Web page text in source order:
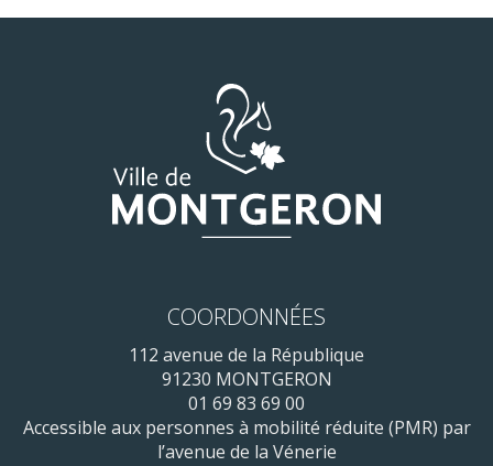
COORDONNÉES
112 avenue de la République
91230 MONTGERON
01 69 83 69 00
Accessible aux personnes à mobilité réduite (PMR) par
l’avenue de la Vénerie